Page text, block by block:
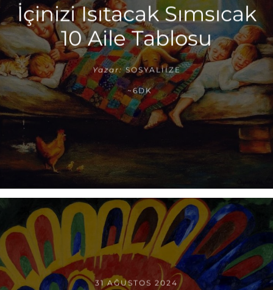
İçinizi Isıtacak Sımsıcak
10 Aile Tablosu
Yazar: SOSYALIIZE
~6DK
31 AĞUSTOS 2024